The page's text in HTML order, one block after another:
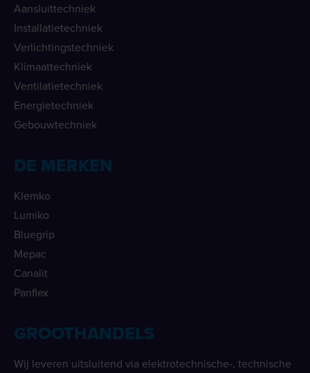
Aansluittechniek
Installatietechniek
Verlichtingstechniek
Klimaattechniek
Ventilatietechniek
Energietechniek
Gebouwtechniek
DE MERKEN
Klemko
Lumiko
Bluegrip
Mepac
Canalit
Panflex
GROOTHANDELS
Wij leveren uitsluitend via elektrotechnische-, technische